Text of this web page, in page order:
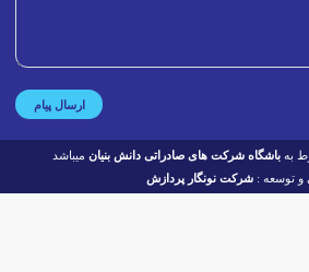
ارسال پیام
بهباشگاه شرکت های صادراتی دانش بنیان میباشد
و توسعه :شرکت نونگار پردازش